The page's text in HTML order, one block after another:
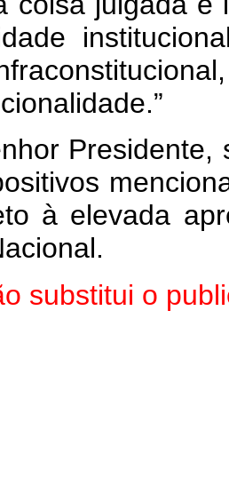
à elevada
substitui o